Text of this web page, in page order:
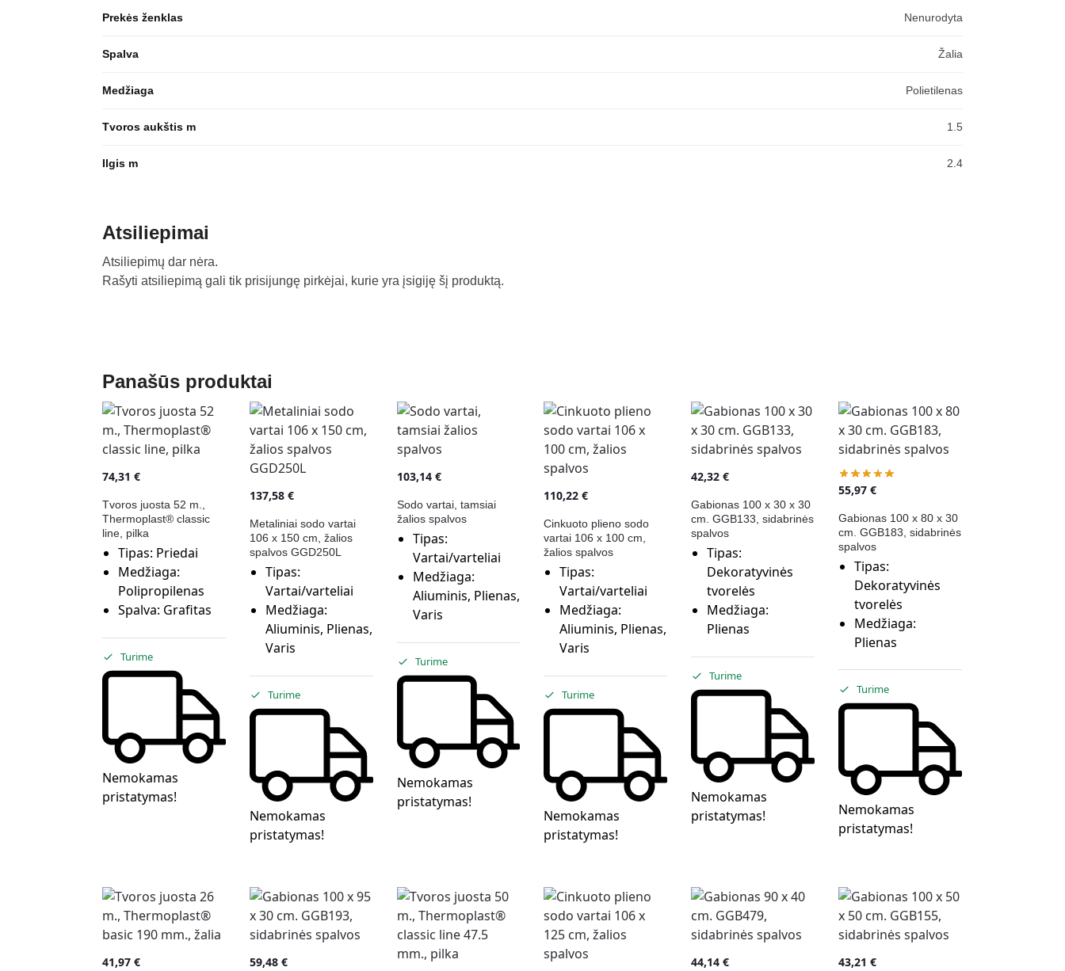
Prekės ženklas Nenurodyta
Spalva Žalia
Medžiaga Polietilenas
Tvoros aukštis m 1.5
Ilgis m 2.4
Atsiliepimai
Atsiliepimų dar nėra.
Rašyti atsiliepimą gali tik prisijungę pirkėjai, kurie yra įsigiję šį produktą.
Panašūs produktai
74,31 €
Tvoros juosta 52 m.,
Thermoplast® classic
line, pilka
Tipas: Priedai
Medžiaga:
Polipropilenas
Spalva: Grafitas
Turime
Nemokamas
pristatymas!
137,58 €
Metaliniai sodo vartai
106 x 150 cm, žalios
spalvos GGD250L
Tipas:
Vartai/varteliai
Medžiaga:
Aliuminis, Plienas,
Varis
Turime
Nemokamas
pristatymas!
103,14 €
Sodo vartai, tamsiai
žalios spalvos
Tipas:
Vartai/varteliai
Medžiaga:
Aliuminis, Plienas,
Varis
Turime
Nemokamas
pristatymas!
110,22€
Cinkuoto plieno sodo
vartai 106 x 100 cm,
žalios spalvos
Tipas:
Vartai/varteliai
Medžiaga:
Aliuminis, Plienas,
Varis
Turime
Nemokamas
pristatymas!
42,32€
Gabionas 100 x 30 x 30
cm. GGB133, sidabrinės
spalvos
Tipas:
Dekoratyvinės
tvorelės
Medžiaga:
Plienas
Turime
Nemokamas
pristatymas!
55,97 €
Gabionas 100 x 80 x 30
cm. GGB183, sidabrinės
spalvos
Tipas:
Dekoratyvinės
tvorelės
Medžiaga:
Plienas
Turime
Nemokamas
pristatymas!
41,97 € 59,48 € 44,14€ 43,21 €